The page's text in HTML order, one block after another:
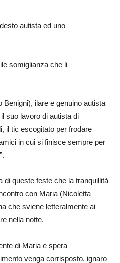
autista ed uno
somiglianza che li
Benigni), ilare e genuino autista
suo lavoro di autista di
il tic escogitato per frodare
in cui si finisce sempre per
di queste feste che la tranquillità
con Maria (Nicoletta
che sviene letteralmente ai
nella notte.
di Maria e spera
venga corrisposto, ignaro